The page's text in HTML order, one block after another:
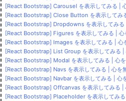
[React Bootstrap] Carousel を表示してみる |
[React Bootstrap] Close Button を表示してみ
[React Bootstrap] Dropdowns を表示してみる
[React Bootstrap] Figures を表示してみる | 心
[React Bootstrap] Images を表示してみる | 心
[React Bootstrap] List Group を表示してみる |
[React Bootstrap] Modal を表示してみる | 心
[React Bootstrap] Navs を表示してみる | 心を
[React Bootstrap] Navbar を表示してみる | 心
[React Bootstrap] Offcanvas を表示してみる |
[React Bootstrap] Placeholder を表示してみ